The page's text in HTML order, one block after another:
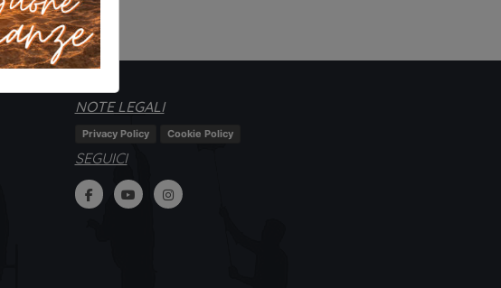
NOTE LEGALI
Privacy Policy Cookie Policy
SEGUICI